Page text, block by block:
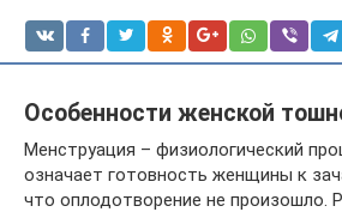
Особенности женской
Менструация – физиологический
означает готовность женщины к
что оплодотворение не произошло.